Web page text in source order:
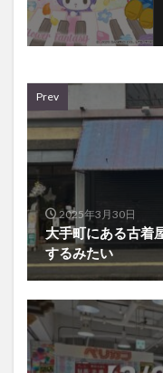
Prev
2025年3月30日
大手町にある古着
するみたい